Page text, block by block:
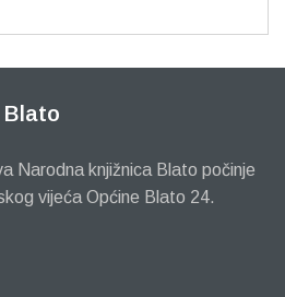
Blato
Narodna knjižnica Blato počinje
vijeća Općine Blato 24.